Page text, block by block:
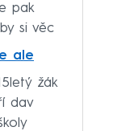
pak
si věc
ale
žák
dav